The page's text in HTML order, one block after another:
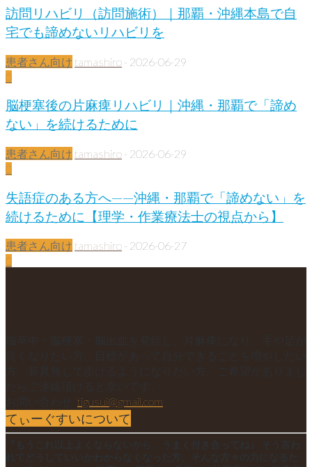
訪問リハビリ（訪問施術）｜那覇・沖縄本島で自
宅でも諦めないリハビリを
患者さん向け tamashiro - 2026-06-29
0
脳梗塞後の片麻痺リハビリ｜沖縄・那覇で「諦め
ない」を続けるために
患者さん向け tamashiro - 2026-06-29
0
失語症のある方へ——沖縄・那覇で「諦めない」を
続けるために【理学・作業療法士の視点から】
患者さん向け tamashiro - 2026-06-27
0
tigusui@gmail.com
てぃーぐすいについて